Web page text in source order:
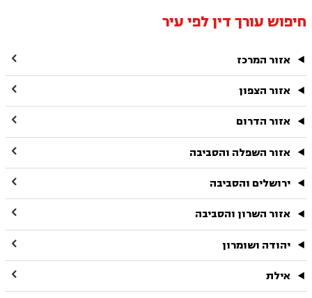
חיפוש עורך דין לפי עיר
אזור המרכז 
אזור הצפון 
אזור הדרום 
אזור השפלה והסביבה 
ירושלים והסביבה 
אזור השרון והסביבה 
יהודה ושומרון 
אילת 